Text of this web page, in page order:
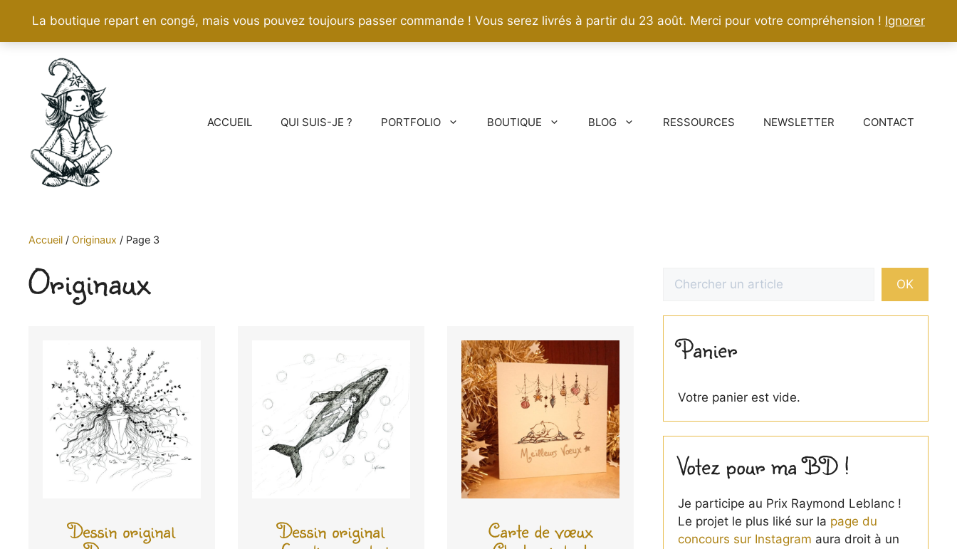
La boutique repart en congé, mais vous pouvez toujours passer commande ! Vous serez livrés à partir du 23 août. Merci pour votre compréhension ! Ignorer
ACCUEIL QUI SUIS-JE ? PORTFOLIO BOUTIQUE BLOG RESSOURCES NEWSLETTER CONTACT
Accueil / Originaux / Page 3
Originaux
Dessin original Dessin original Carte de vœux
OK
Panier
Votre panier est vide.
Votez pour ma BD !
Je participe au Prix Raymond Leblanc !
Le projet le plus liké sur la page du
concours sur Instagram aura droit à un